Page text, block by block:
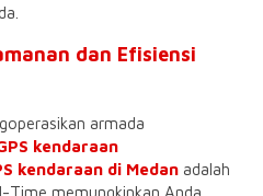
dan Efisiensi
armada
kendaraan
kendaraan di Medan adalah
Time memungkinkan Anda